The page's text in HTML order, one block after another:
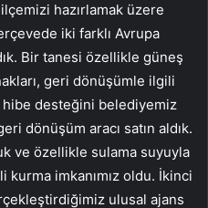
hazırlamak üzere
iki farklı Avrupa
Bir tanesi özellikle güneş
geri dönüşümle ilgili
desteğini belediyemiz
dönüşüm aracı satın aldık.
ve özellikle sulama suyuyla
imkanımız oldu. İkinci
ulusal ajans